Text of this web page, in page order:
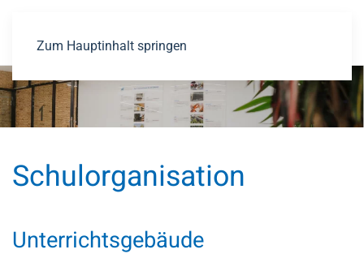
Zum Hauptinhalt springen
Schulorganisation
Unterrichtsgebäude